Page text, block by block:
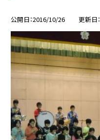
公開日 2016/10/26 更新日